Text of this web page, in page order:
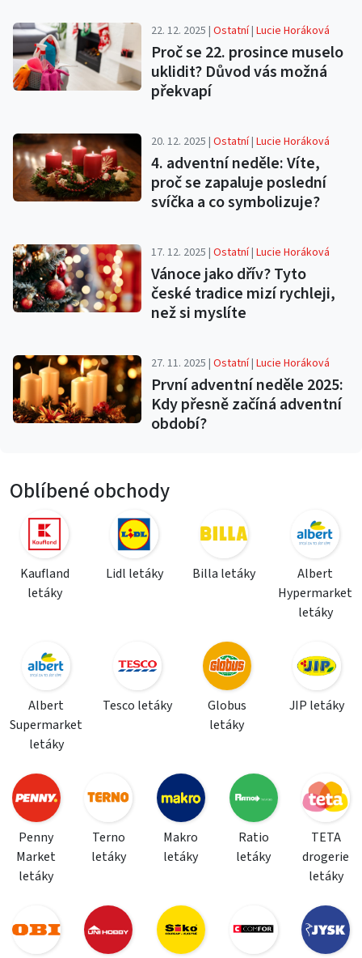
22. 12. 2025 |Ostatní|Lucie Horáková
Proč se 22. prosince muselo
uklidit? Důvod vás možná
překvapí
20. 12. 2025 |Ostatní|Lucie Horáková
4. adventní neděle: Víte,
proč se zapaluje poslední
svíčka a co symbolizuje?
17. 12. 2025 |Ostatní|Lucie Horáková
Vánoce jako dřív? Tyto
české tradice mizí rychleji,
než si myslíte
27. 11. 2025 |Ostatní|Lucie Horáková
První adventní neděle 2025:
Kdy přesně začíná adventní
období?
Oblíbené obchody
Kaufland
letáky
Lidl letáky Billa letáky
Albert
Hypermarket
letáky
Albert
Supermarket
letáky
Tesco letáky
Globus
letáky
JIP letáky
Penny
Market
letáky
Terno
letáky
Makro
letáky
Ratio
letáky
TETA
drogerie
letáky